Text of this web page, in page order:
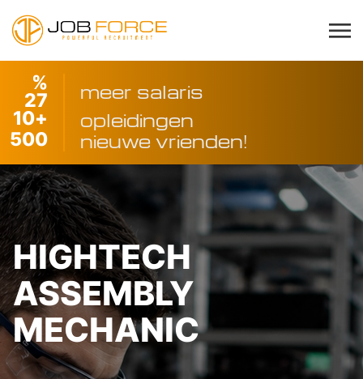
%
27
meer salaris
+
10
opleidingen
500
nieuwe vrienden!
HIGHTECH
ASSEMBLY
MECHANIC